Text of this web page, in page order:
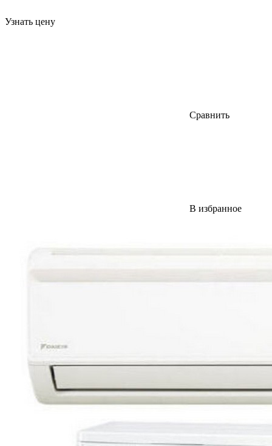
Узнать цену
Сравнить
В избранное